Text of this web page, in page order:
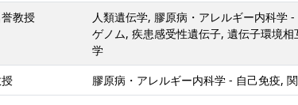
教授
人類遺伝学, 膠原病・アレルギー内科学
ゲノム, 疾患感受性遺伝子, 遺伝子環境
学
膠原病・アレルギー内科学 - 自己免疫,